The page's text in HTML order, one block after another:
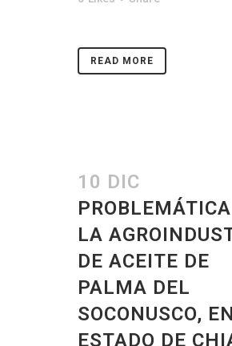
READ MORE
10 DIC
LA
DE ACEITE DE
PALMA DEL
SOCONUSCO,
ESTADO DE